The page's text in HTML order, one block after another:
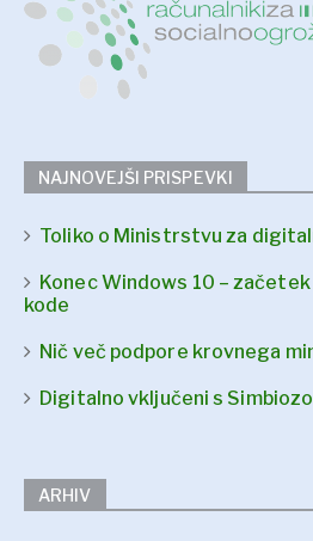
NAJNOVEJŠI PRISPEVKI
Toliko o Ministrstvu za
Konec Windows 10 –
kode
Nič več podpore krovnega
Digitalno vključeni s Simbiozo
ARHIV